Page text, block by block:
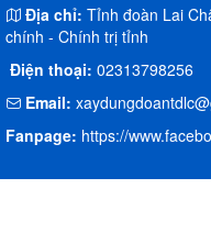
Địa chỉ: Tỉnh đoàn Lai
chính - Chính trị tỉnh
Điện thoại: 02313798256
Email:
Fanpage: https://